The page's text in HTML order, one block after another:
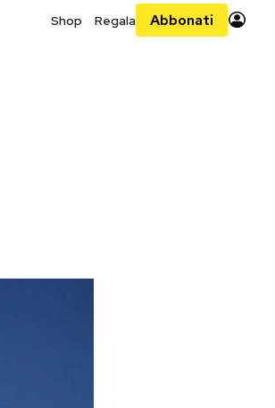
Shop Regala Abbonati